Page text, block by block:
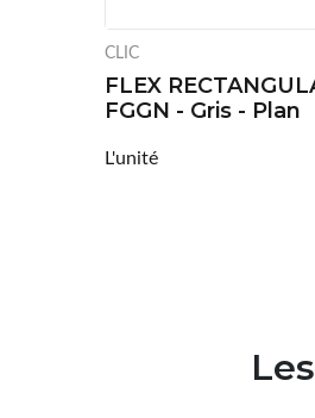
CLIC
FLEX
FGGN - Gris - Plan
L'unité